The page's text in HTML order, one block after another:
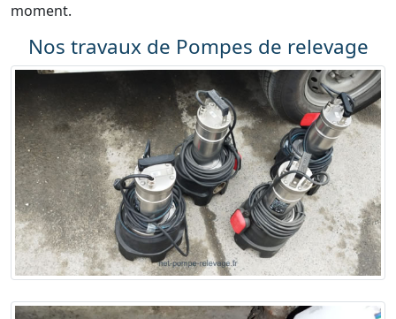
moment.
Nos travaux de Pompes de relevage